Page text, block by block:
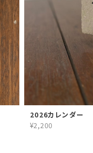
2026カレンダー
¥2,200